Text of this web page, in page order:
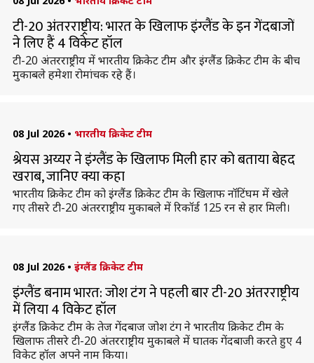
टी-20 अंतरराष्ट्रीय: भारत के खिलाफ इंग्लैंड के इन गेंदबाजों
ने लिए हैं 4 विकेट हॉल
टी-20 अंतरराष्ट्रीय में भारतीय क्रिकेट टीम और इंग्लैंड क्रिकेट टीम के बीच
मुकाबले हमेशा रोमांचक रहे हैं।
08 Jul 2026 • भारतीय क्रिकेट टीम
श्रेयस अय्यर ने इंग्लैंड के खिलाफ मिली हार को बताया बेहद
खराब, जानिए क्या कहा
भारतीय क्रिकेट टीम को इंग्लैंड क्रिकेट टीम के खिलाफ नॉटिंघम में खेले
गए तीसरे टी-20 अंतरराष्ट्रीय मुकाबले में रिकॉर्ड 125 रन से हार मिली।
08 Jul 2026 • इंग्लैंड क्रिकेट टीम
इंग्लैंड बनाम भारत: जोश टंग ने पहली बार टी-20 अंतरराष्ट्रीय
में लिया 4 विकेट हॉल
इंग्लैंड क्रिकेट टीम के तेज गेंदबाज जोश टंग ने भारतीय क्रिकेट टीम के
खिलाफ तीसरे टी-20 अंतरराष्ट्रीय मुकाबले में घातक गेंदबाजी करते हुए 4
विकेट हॉल अपने नाम किया।